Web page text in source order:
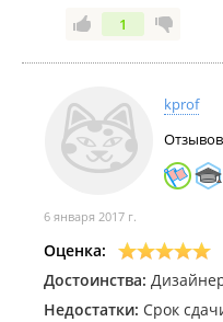
Недостатки:нет
1
kprof
Отзывов
6 января 2017 г.
Оценка:
Достоинства:
Недостатки: Срок